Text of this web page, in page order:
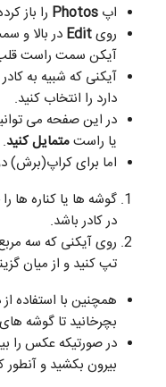
اپ Photos را باز
رویEdit
آیکن سمت راست
آیکنی که شبیه به
دارد را انتخاب کنید.
در این صفحه می
یا راستمتمایل کنید.
اما برای کراپ(برش)
گوشه ها یا کناره
در کادر باشد.
روی آیکنی که سه
تپ کنید و از میان
همچنین با استفاده
بچرخانید تا گوشه
در صورتیکه عکس را
بیرون بکشید و آنطور